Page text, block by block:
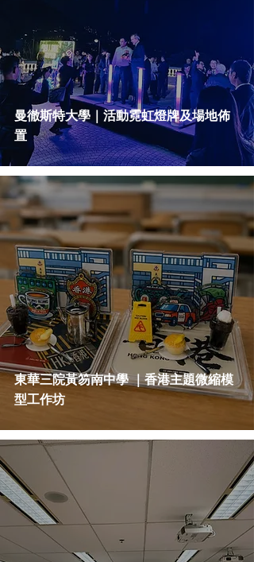
曼徹斯特大學｜活動霓虹燈牌及場地佈
置
東華三院黃笏南中學 ｜香港主題微縮模
型工作坊